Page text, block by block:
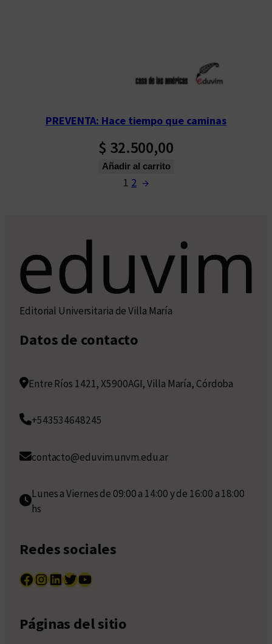
PREVENTA: Hace tiempo que caminas
$ 32.500,00
Añadir al carrito
1 2 →
Editorial Universitaria de Villa María
Datos de contacto
Entre Ríos 1421, X5900AGI, Villa María, Córdoba
+543534648245
contacto@eduvim.unvm.edu.ar
Lunes a Viernes de 09:00 a 14:00 y de 16:00 a 18:00
hs
Redes sociales
Facebook InstagramLinkedIn Twitter YouTube
Páginas del sitio